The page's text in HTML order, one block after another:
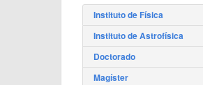
Instituto de Física
Instituto de Astrofísica
Doctorado
Magíster